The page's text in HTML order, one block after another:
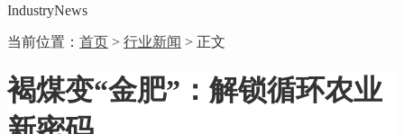
IndustryNews
当前位置： 首页 > 行业新闻 > 正文
褐煤变“金肥”：解锁循环农业